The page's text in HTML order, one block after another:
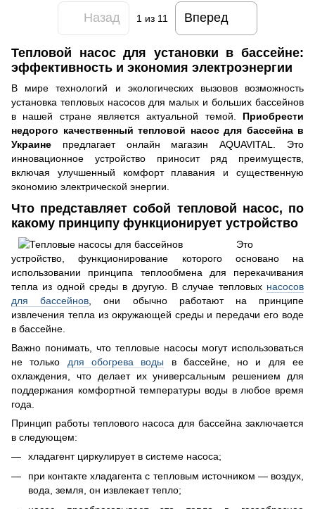
Назад 1 из 11 Вперед
Тепловой насос для установки в бассейне:
эффективность и экономия электроэнергии
В мире технологий и экологических вызовов возможность
установка тепловых насосов для малых и больших бассейнов
в нашей стране является актуальной темой. Приобрести
недорого качественный тепловой насос для бассейна в
Украине предлагает онлайн магазин AQUAVITAL. Это
инновационное устройство приносит ряд преимуществ,
включая улучшенный комфорт плавания и существенную
экономию электрической энергии.
Что представляет собой тепловой насос, по
какому принципу функционирует устройство
Это
устройство, функционирование которого основано на
использовании принципа теплообмена для перекачивания
тепла из одной среды в другую. В случае тепловых насосов
для бассейнов , они обычно работают на принципе
извлечения тепла из окружающей среды и передачи его воде
в бассейне.
Важно понимать, что тепловые насосы могут использоваться
не только для обогрева воды в бассейне, но и для ее
охлаждения, что делает их универсальным решением для
поддержания комфортной температуры воды в любое время
года.
Принцип работы теплового насоса для бассейна заключается
в следующем:
хладагент циркулирует в системе насоса;
при контакте хладагента с тепловым источником — воздух,
вода, земля, он извлекает тепло;